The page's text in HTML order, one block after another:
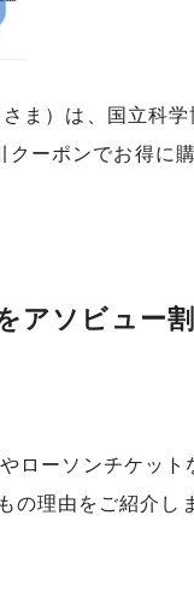
さま）は、国立科
ーポンでお得に
アソビュー
ローソンチケット
の理由をご紹介し